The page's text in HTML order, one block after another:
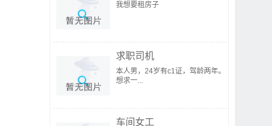
我想要租房子
求职司机
本人男，24岁有c1证，驾龄两年。
想求一...
车间女工